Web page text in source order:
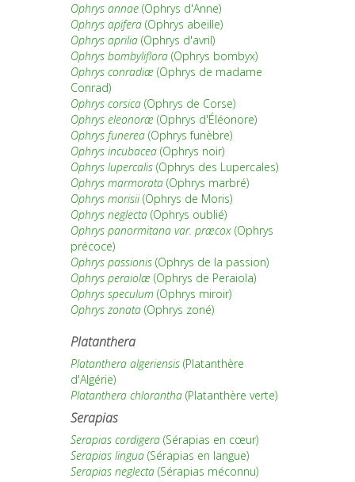
Ophrys annae (Ophrys d'Anne)
Ophrys apifera (Ophrys abeille)
Ophrys aprilia (Ophrys d'avril)
Ophrys bombyliflora (Ophrys bombyx)
Ophrys conradiæ (Ophrys de madame
Conrad)
Ophrys corsica (Ophrys de Corse)
Ophrys eleonoræ (Ophrys d'Éléonore)
Ophrys funerea (Ophrys funèbre)
Ophrys incubacea (Ophrys noir)
Ophrys lupercalis (Ophrys des Lupercales)
Ophrys marmorata (Ophrys marbré)
Ophrys morisii(Ophrys de Moris)
Ophrys neglecta (Ophrys oublié)
Ophrys panormitana var. præcox (Ophrys
précoce)
Ophrys passionis (Ophrys de la passion)
Ophrys peraiolæ (Ophrys de Peraiola)
Ophrys speculum (Ophrys miroir)
Ophrys zonata (Ophrys zoné)
Platanthera
Platanthera algeriensis (Platanthère
d'Algérie)
Platanthera chlorantha (Platanthère verte)
Serapias
Serapias cordigera (Sérapias en cœur)
Serapias lingua (Sérapias en langue)
Serapias neglecta (Sérapias méconnu)